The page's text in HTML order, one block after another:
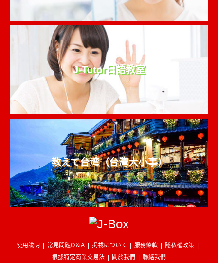
J-Tutor日語教室
教えて台湾（台灣大小事）
使用說明 常見問題Q＆A 掲載について 服務條款
隱私權政策
根據特定商業交易法
關於我們 聯絡我們